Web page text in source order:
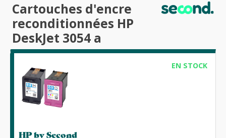
Cartouches d'encre
reconditionnées HP
DeskJet 3054 a
EN STOCK
HP by Second